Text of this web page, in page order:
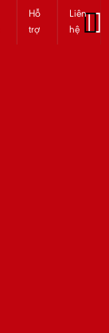
Hỗ
trợ
Liên
hệ